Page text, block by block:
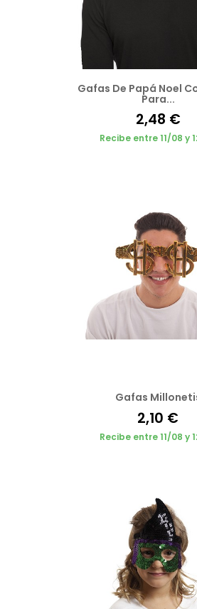
Gafas De Papá Noel
Para...
2,48 €
Recibe entre 11/08 y
Gafas
2,10 €
Recibe entre 11/08 y